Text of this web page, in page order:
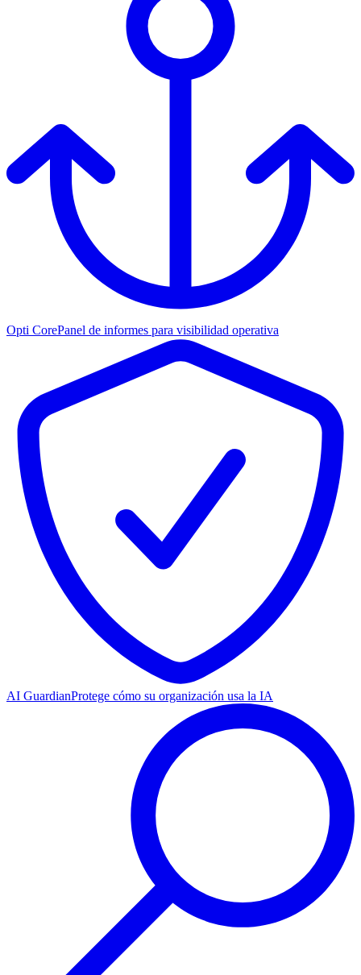
Opti CorePanel de informes para visibilidad operativa
AI GuardianProtege cómo su organización usa la IA